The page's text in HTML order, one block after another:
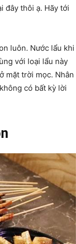
đây thôi ạ. Hãy tới
luôn. Nước lẩu khi
với loại lẩu này
mặt trời mọc. Nhân
có bất kỳ lời